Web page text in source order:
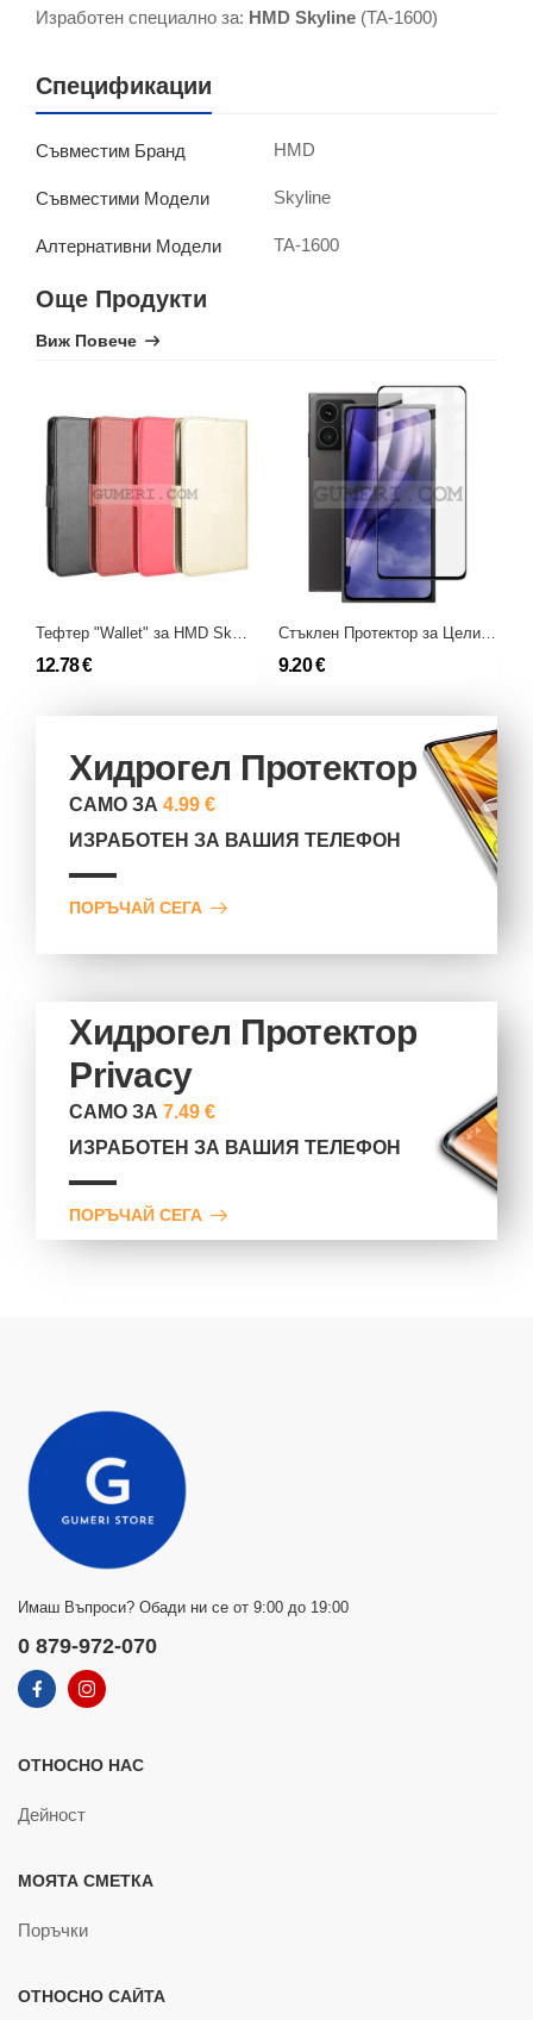
Изработен специално за: HMD Skyline (TA-1600)
Спецификации
Съвместим Бранд HMD
Съвместими Модели Skyline
Алтернативни Модели TA-1600
Още Продукти
Виж Повече
Тефтер "Wallet" за HMD Skyline
12.78 €
Стъклен Протектор за Целия Екран за HMD Skyline
9.20 €
Хидрогел Протектор
САМО ЗА4.99 €
ИЗРАБОТЕН ЗА ВАШИЯ ТЕЛЕФОН
ПОРЪЧАЙ СЕГА
Хидрогел Протектор
Privacy
САМО ЗА7.49 €
ИЗРАБОТЕН ЗА ВАШИЯ ТЕЛЕФОН
ПОРЪЧАЙ СЕГА
Имаш Въпроси? Обади ни се от 9:00 до 19:00
0 879-972-070
ОТНОСНО НАС
Дейност
МОЯТА СМЕТКА
Поръчки
ОТНОСНО САЙТА